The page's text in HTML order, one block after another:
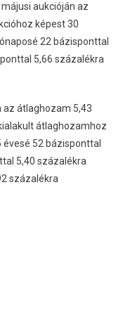
aukcióján az
képest 30
22 bázisponttal
5,66 százalékra
az átlaghozam 5,43
átlaghozamhoz
évesé 52 bázisponttal
5,40 százalékra
százalékra